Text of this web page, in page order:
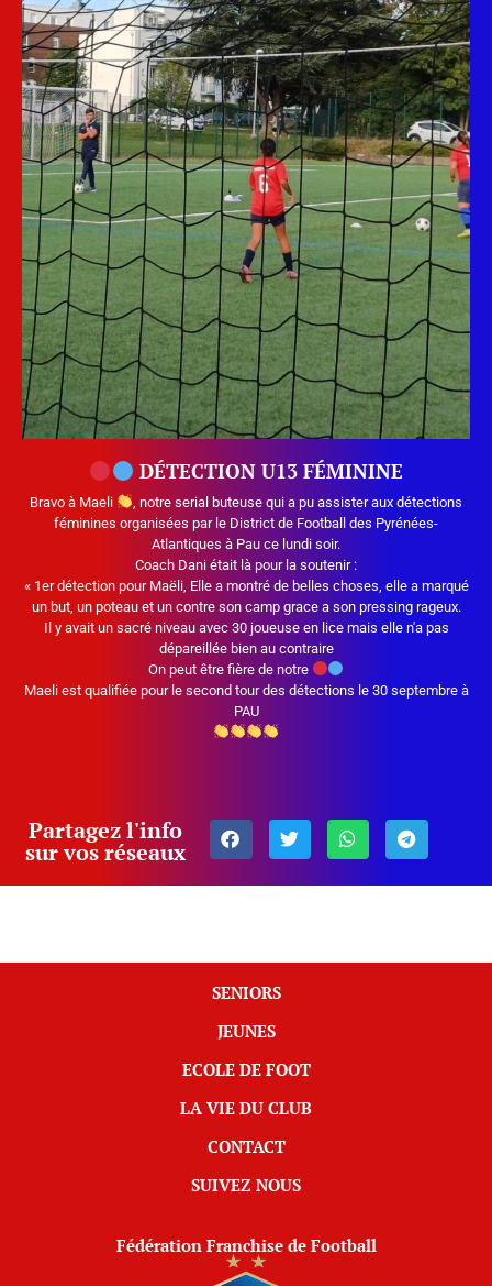
DÉTECTION U13 FÉMININE
Bravo à Maeli
, notre serial buteuse qui a pu assister aux détections
féminines organisées par le District de Football des Pyrénées-
Atlantiques à Pau ce lundi soir.
Coach Dani était là pour la soutenir :
« 1er détection pour Maëli, Elle a montré de belles choses, elle a marqué
un but, un poteau et un contre son camp grace a son pressing rageux.
Il y avait un sacré niveau avec 30 joueuse en lice mais elle n'a pas
dépareillée bien au contraire
On peut être fière de notre
Maeli est qualifiée pour le second tour des détections le 30 septembre à
PAU
Partagez l'info
sur vos réseaux
SENIORS
JEUNES
ECOLE DE FOOT
LA VIE DU CLUB
CONTACT
SUIVEZ NOUS
Fédération Franchise de Football